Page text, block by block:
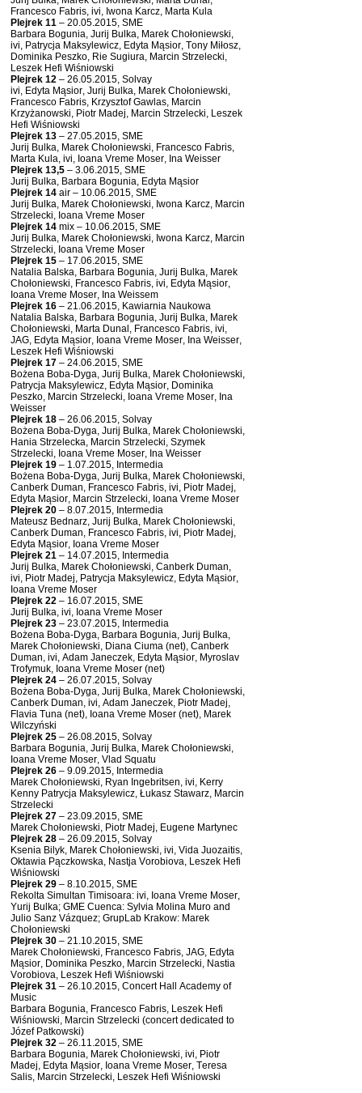
Francesco Fabris, ivi, Iwona Karcz, Marta Kula
Plejrek 11 – 20.05.2015, SME
Barbara Bogunia, Jurij Bulka, Marek Chołoniewski,
ivi, Patrycja Maksylewicz, Edyta Mąsior, Tony Miłosz,
Dominika Peszko, Rie Sugiura, Marcin Strzelecki,
Leszek Hefi Wiśniowski
Plejrek 12 – 26.05.2015, Solvay
ivi, Edyta Mąsior, Jurij Bulka, Marek Chołoniewski,
Francesco Fabris, Krzysztof Gawlas, Marcin
Krzyżanowski, Piotr Madej, Marcin Strzelecki, Leszek
Hefi Wiśniowski
Plejrek 13 – 27.05.2015, SME
Jurij Bulka, Marek Chołoniewski, Francesco Fabris,
Marta Kula, ivi, Ioana Vreme Moser, Ina Weisser
Plejrek 13,5 – 3.06.2015, SME
Jurij Bulka, Barbara Bogunia, Edyta Mąsior
Plejrek 14 air – 10.06.2015, SME
Jurij Bulka, Marek Chołoniewski, Iwona Karcz, Marcin
Strzelecki, Ioana Vreme Moser
Plejrek 14 mix – 10.06.2015, SME
Jurij Bulka, Marek Chołoniewski, Iwona Karcz, Marcin
Strzelecki, Ioana Vreme Moser
Plejrek 15 – 17.06.2015, SME
Natalia Balska, Barbara Bogunia, Jurij Bulka, Marek
Chołoniewski, Francesco Fabris, ivi, Edyta Mąsior,
Ioana Vreme Moser, Ina Weissem
Plejrek 16 – 21.06.2015, Kawiarnia Naukowa
Natalia Balska, Barbara Bogunia, Jurij Bulka, Marek
Chołoniewski, Marta Dunal, Francesco Fabris, ivi,
JAG, Edyta Mąsior, Ioana Vreme Moser, Ina Weisser,
Leszek Hefi Wiśniowski
Plejrek 17 – 24.06.2015, SME
Bożena Boba-Dyga, Jurij Bulka, Marek Chołoniewski,
Patrycja Maksylewicz, Edyta Mąsior, Dominika
Peszko, Marcin Strzelecki, Ioana Vreme Moser, Ina
Weisser
Plejrek 18 – 26.06.2015, Solvay
Bożena Boba-Dyga, Jurij Bulka, Marek Chołoniewski,
Hania Strzelecka, Marcin Strzelecki, Szymek
Strzelecki, Ioana Vreme Moser, Ina Weisser
Plejrek 19 – 1.07.2015, Intermedia
Bożena Boba-Dyga, Jurij Bulka, Marek Chołoniewski,
Canberk Duman, Francesco Fabris, ivi, Piotr Madej,
Edyta Mąsior, Marcin Strzelecki, Ioana Vreme Moser
Plejrek 20 – 8.07.2015, Intermedia
Mateusz Bednarz, Jurij Bulka, Marek Chołoniewski,
Canberk Duman, Francesco Fabris, ivi, Piotr Madej,
Edyta Mąsior, Ioana Vreme Moser
Plejrek 21 – 14.07.2015, Intermedia
Jurij Bulka, Marek Chołoniewski, Canberk Duman,
ivi, Piotr Madej, Patrycja Maksylewicz, Edyta Mąsior,
Ioana Vreme Moser
Plejrek 22 – 16.07.2015, SME
Jurij Bulka, ivi, Ioana Vreme Moser
Plejrek 23 – 23.07.2015, Intermedia
Bożena Boba-Dyga, Barbara Bogunia, Jurij Bulka,
Marek Chołoniewski, Diana Ciuma (net), Canberk
Duman, ivi, Adam Janeczek, Edyta Mąsior, Myroslav
Trofymuk, Ioana Vreme Moser (net)
Plejrek 24 – 26.07.2015, Solvay
Bożena Boba-Dyga, Jurij Bulka, Marek Chołoniewski,
Canberk Duman, ivi, Adam Janeczek, Piotr Madej,
Flavia Tuna (net), Ioana Vreme Moser (net), Marek
Wilczyński
Plejrek 25 – 26.08.2015, Solvay
Barbara Bogunia, Jurij Bulka, Marek Chołoniewski,
Ioana Vreme Moser, Vlad Squatu
Plejrek 26 – 9.09.2015, Intermedia
Marek Chołoniewski, Ryan Ingebritsen, ivi, Kerry
Kenny Patrycja Maksylewicz, Łukasz Stawarz, Marcin
Strzelecki
Plejrek 27 – 23.09.2015, SME
Marek Chołoniewski, Piotr Madej, Eugene Martynec
Plejrek 28 – 26.09.2015, Solvay
Ksenia Bilyk, Marek Chołoniewski, ivi, Vida Juozaitis,
Oktawia Pączkowska, Nastja Vorobiova, Leszek Hefi
Wiśniowski
Plejrek 29 – 8.10.2015, SME
Rekolta Simultan Timisoara: ivi, Ioana Vreme Moser,
Yurij Bulka; GME Cuenca: Sylvia Molina Muro and
Julio Sanz Vázquez; GrupLab Krakow: Marek
Chołoniewski
Plejrek 30 – 21.10.2015, SME
Marek Chołoniewski, Francesco Fabris, JAG, Edyta
Mąsior, Dominika Peszko, Marcin Strzelecki, Nastia
Vorobiova, Leszek Hefi Wiśniowski
Plejrek 31 – 26.10.2015, Concert Hall Academy of
Music
Barbara Bogunia, Francesco Fabris, Leszek Hefi
Wiśniowski, Marcin Strzelecki (concert dedicated to
Józef Patkowski)
Plejrek 32 – 26.11.2015, SME
Barbara Bogunia, Marek Chołoniewski, ivi, Piotr
Madej, Edyta Mąsior, Ioana Vreme Moser, Teresa
Salis, Marcin Strzelecki, Leszek Hefi Wiśniowski